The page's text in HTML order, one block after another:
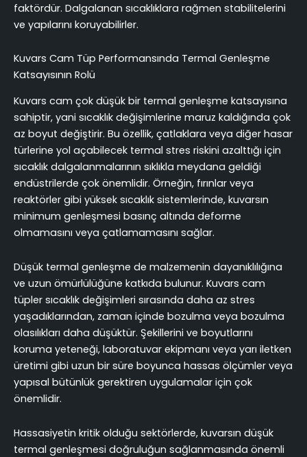
faktördür. Dalgalanan sıcaklıklara rağmen stabilitelerini
ve yapılarını koruyabilirler.
Kuvars Cam Tüp Performansında Termal Genleşme
Katsayısının Rolü
Kuvars cam çok düşük bir termal genleşme katsayısına
sahiptir, yani sıcaklık değişimlerine maruz kaldığında çok
az boyut değiştirir. Bu özellik, çatlaklara veya diğer hasar
türlerine yol açabilecek termal stres riskini azalttığı için
sıcaklık dalgalanmalarının sıklıkla meydana geldiği
endüstrilerde çok önemlidir. Örneğin, fırınlar veya
reaktörler gibi yüksek sıcaklık sistemlerinde, kuvarsın
minimum genleşmesi basınç altında deforme
olmamasını veya çatlamamasını sağlar.
Düşük termal genleşme de malzemenin dayanıklılığına
ve uzun ömürlülüğüne katkıda bulunur. Kuvars cam
tüpler sıcaklık değişimleri sırasında daha az stres
yaşadıklarından, zaman içinde bozulma veya bozulma
olasılıkları daha düşüktür. Şekillerini ve boyutlarını
koruma yeteneği, laboratuvar ekipmanı veya yarı iletken
üretimi gibi uzun bir süre boyunca hassas ölçümler veya
yapısal bütünlük gerektiren uygulamalar için çok
önemlidir.
Hassasiyetin kritik olduğu sektörlerde, kuvarsın düşük
termal genleşmesi doğruluğun sağlanmasında önemli